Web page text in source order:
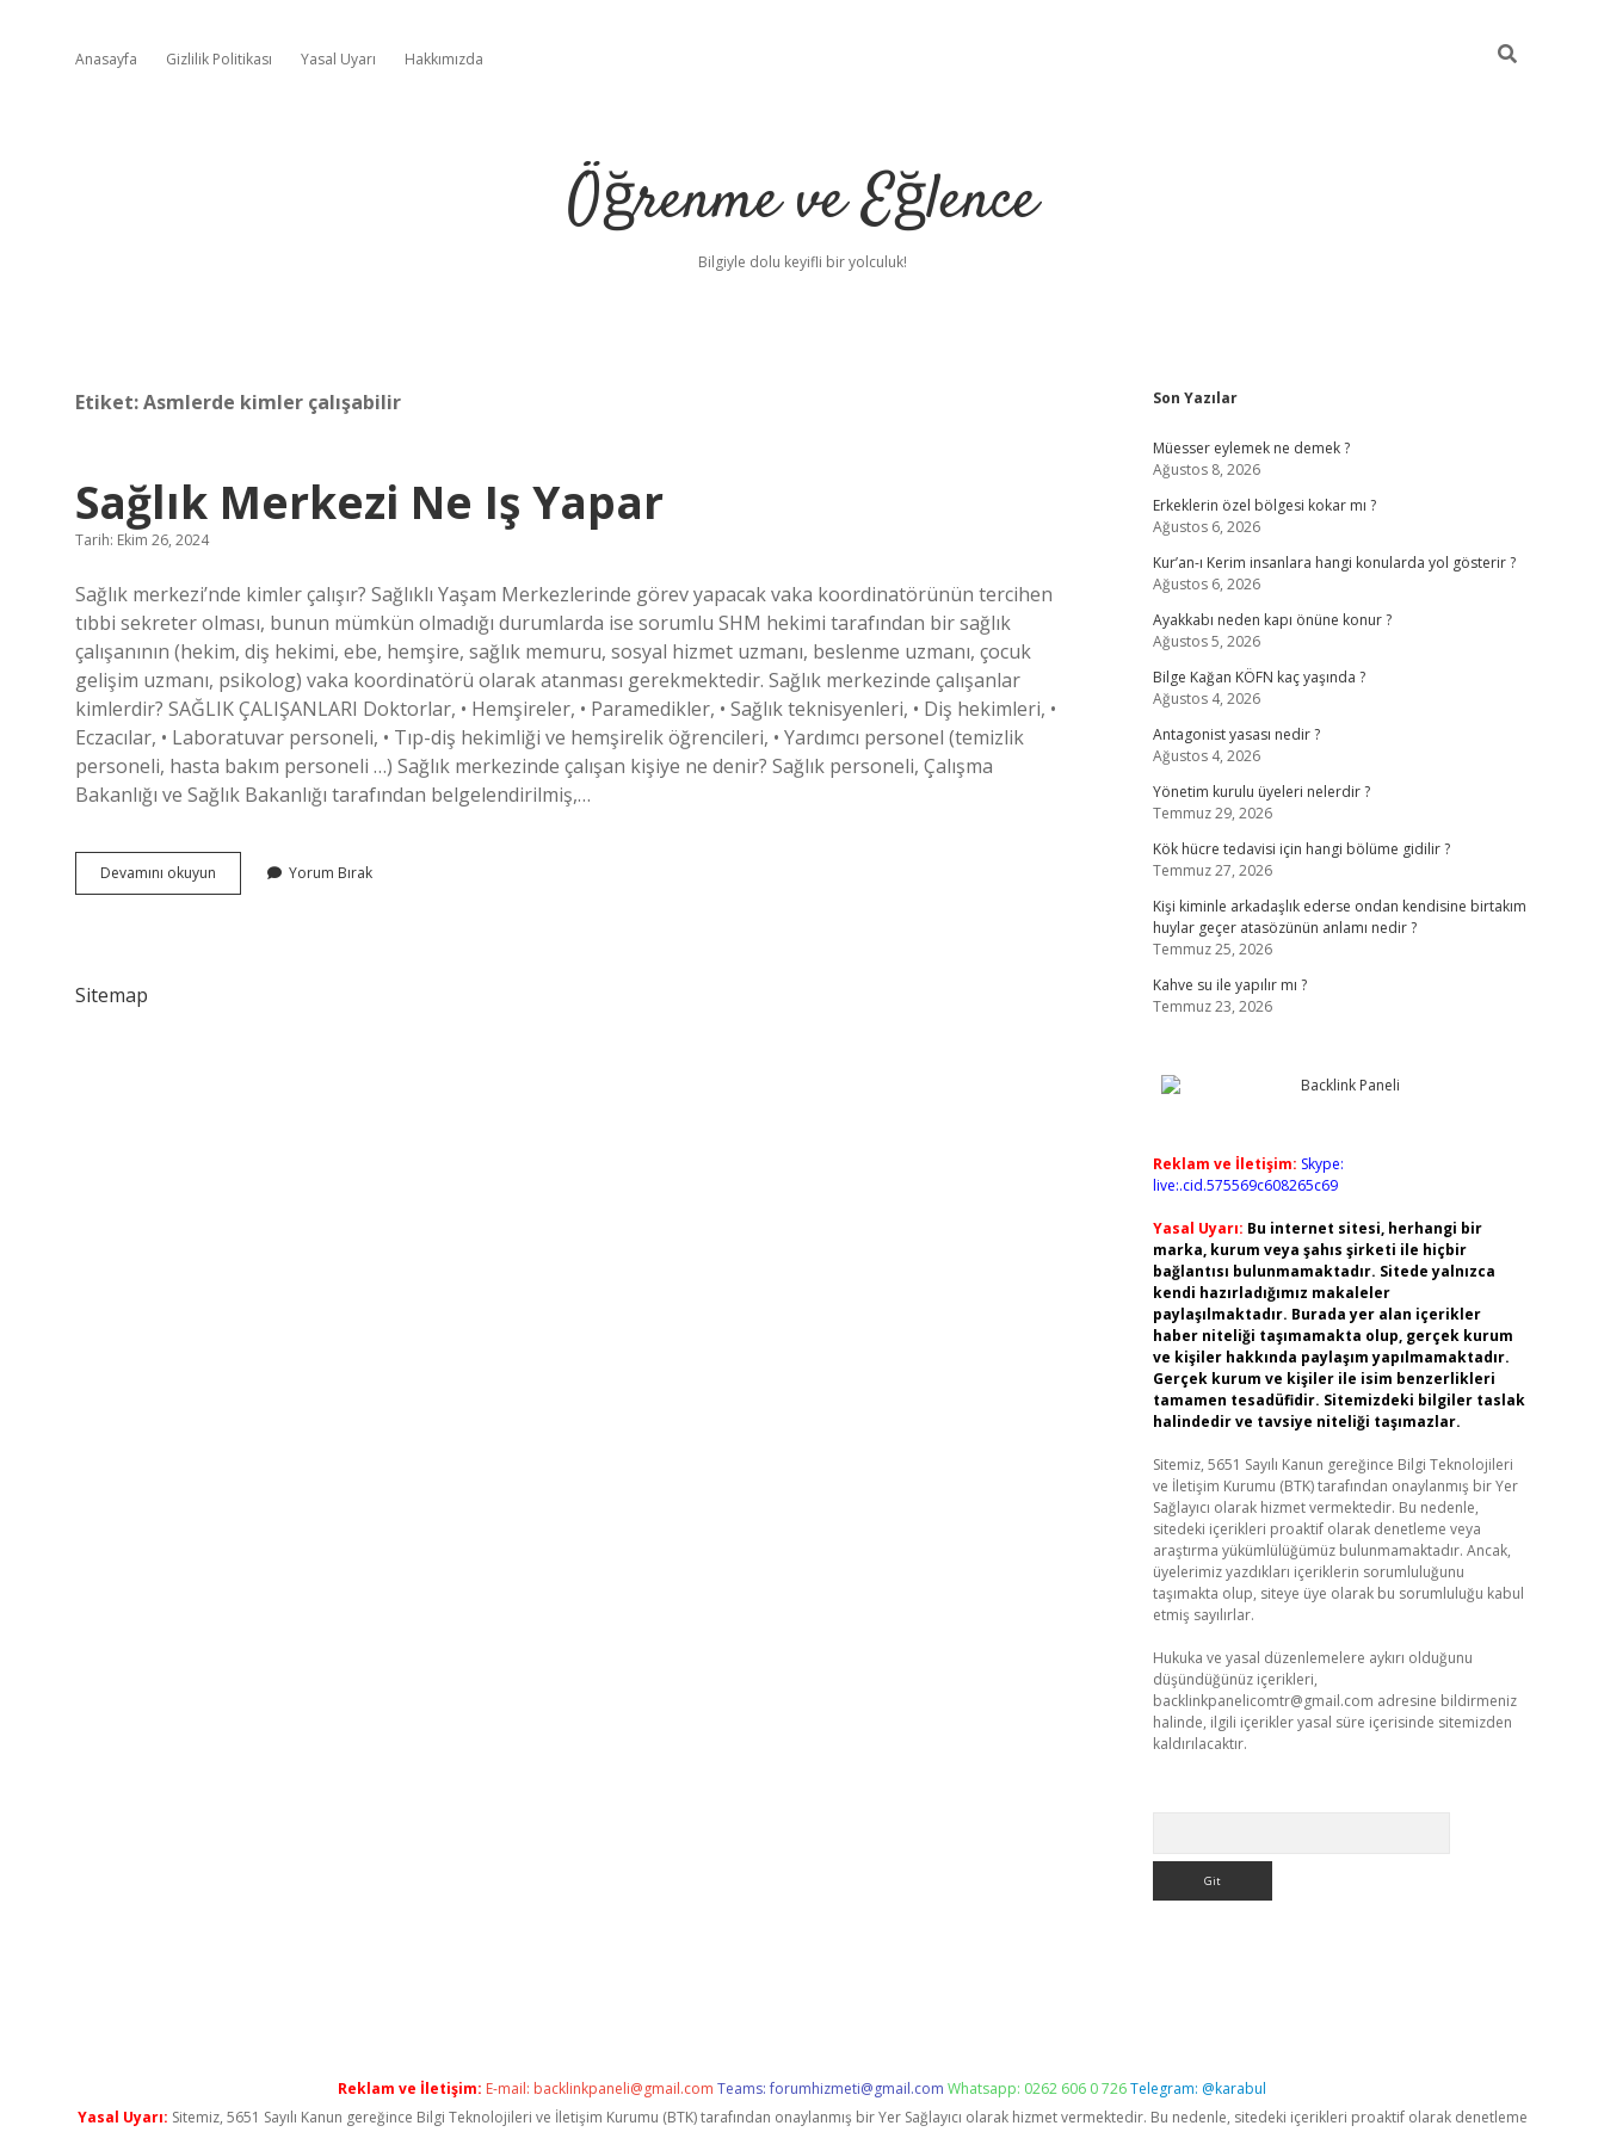
Anasayfa Gizlilik Politikası Yasal Uyarı Hakkımızda
Öğrenme ve Eğlence
Bilgiyle dolu keyifli bir yolculuk!
Etiket:Asmlerde kimler çalışabilir
Sağlık Merkezi Ne Iş Yapar
Tarih: Ekim 26, 2024
Sağlık merkezi’nde kimler çalışır? Sağlıklı Yaşam Merkezlerinde görev yapacak vaka koordinatörünün tercihen
tıbbi sekreter olması, bunun mümkün olmadığı durumlarda ise sorumlu SHM hekimi tarafından bir sağlık
çalışanının (hekim, diş hekimi, ebe, hemşire, sağlık memuru, sosyal hizmet uzmanı, beslenme uzmanı, çocuk
gelişim uzmanı, psikolog) vaka koordinatörü olarak atanması gerekmektedir. Sağlık merkezinde çalışanlar
kimlerdir? SAĞLIK ÇALIŞANLARI Doktorlar, • Hemşireler, • Paramedikler, • Sağlık teknisyenleri, • Diş hekimleri, •
Eczacılar, • Laboratuvar personeli, • Tıp-diş hekimliği ve hemşirelik öğrencileri, • Yardımcı personel (temizlik
personeli, hasta bakım personeli …) Sağlık merkezinde çalışan kişiye ne denir? Sağlık personeli, Çalışma
Bakanlığı ve Sağlık Bakanlığı tarafından belgelendirilmiş,…
Devamını okuyun
Merkezi
Yorum Bırak
Sitemap
Sidebar
Son Yazılar
Müesser eylemek ne demek ?
Ağustos 8, 2026
Erkeklerin özel bölgesi kokar mı ?
Ağustos 6, 2026
Kur’an-ı Kerim insanlara hangi konularda yol gösterir ?
Ağustos 6, 2026
Ayakkabı neden kapı önüne konur ?
Ağustos 5, 2026
Bilge Kağan KÖFN kaç yaşında ?
Ağustos 4, 2026
Antagonist yasası nedir ?
Ağustos 4, 2026
Yönetim kurulu üyeleri nelerdir ?
Temmuz 29, 2026
Kök hücre tedavisi için hangi bölüme gidilir ?
Temmuz 27, 2026
Kişi kiminle arkadaşlık ederse ondan kendisine birtakım
huylar geçer atasözünün anlamı nedir ?
Temmuz 25, 2026
Kahve su ile yapılır mı ?
Temmuz 23, 2026
Reklam ve İletişim: Skype:
live:.cid.575569c608265c69
Yasal Uyarı: Bu internet sitesi, herhangi bir
marka, kurum veya şahıs şirketi ile hiçbir
bağlantısı bulunmamaktadır. Sitede yalnızca
kendi hazırladığımız makaleler
paylaşılmaktadır. Burada yer alan içerikler
haber niteliği taşımamakta olup, gerçek kurum
ve kişiler hakkında paylaşım yapılmamaktadır.
Gerçek kurum ve kişiler ile isim benzerlikleri
tamamen tesadüfidir. Sitemizdeki bilgiler taslak
halindedir ve tavsiye niteliği taşımazlar.
Sitemiz, 5651 Sayılı Kanun gereğince Bilgi Teknolojileri
ve İletişim Kurumu (BTK) tarafından onaylanmış bir Yer
Sağlayıcı olarak hizmet vermektedir. Bu nedenle,
sitedeki içerikleri proaktif olarak denetleme veya
araştırma yükümlülüğümüz bulunmamaktadır. Ancak,
üyelerimiz yazdıkları içeriklerin sorumluluğunu
taşımakta olup, siteye üye olarak bu sorumluluğu kabul
etmiş sayılırlar.
Hukuka ve yasal düzenlemelere aykırı olduğunu
düşündüğünüz içerikleri,
backlinkpanelicomtr@gmail.com adresine bildirmeniz
halinde, ilgili içerikler yasal süre içerisinde sitemizden
kaldırılacaktır.
Reklam ve İletişim: E-mail: backlinkpaneli@gmail.com Teams:forumhizmeti@gmail.com Whatsapp: 0262 606 0 726Telegram: @karabul
Yasal Uyarı: Sitemiz, 5651 Sayılı Kanun gereğince Bilgi Teknolojileri ve İletişim Kurumu (BTK) tarafından onaylanmış bir Yer Sağlayıcı olarak hizmet vermektedir. Bu nedenle, sitedeki içerikleri proaktif olarak denetleme